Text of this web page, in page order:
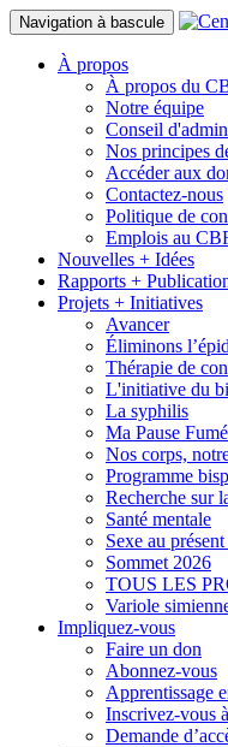
Navigation à bascule
À propos
À propos du
Notre équipe
Conseil
Nos principes
Accéder aux
Contactez-nous
Politique de
Emplois au
Nouvelles + Idées
Rapports +
Projets + Initiatives
Avancer
Éliminons
Thérapie de
L'initiative du
La syphilis
Ma Pause
Nos corps,
Programme
Recherche sur
Santé mentale
Sexe au
Sommet 2026
TOUS LES
Variole
Impliquez-vous
Faire un don
Abonnez-vous
Apprentissage
Inscrivez-vous
Demande